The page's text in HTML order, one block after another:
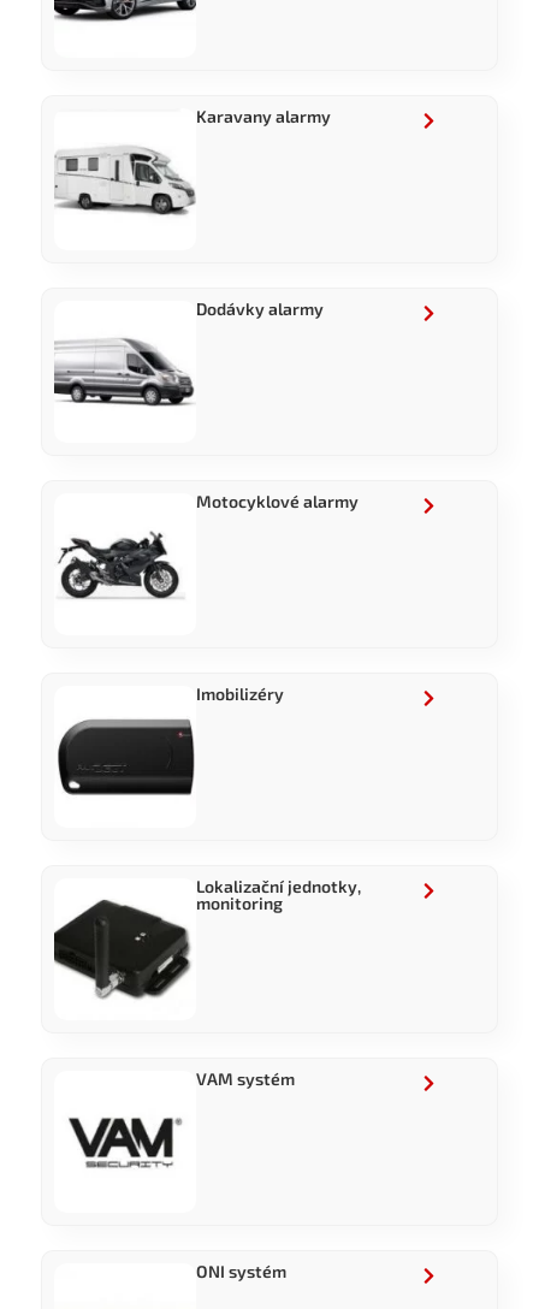
Karavany alarmy
Dodávky alarmy
Motocyklové alarmy
Imobilizéry
Lokalizační jednotky,
monitoring
VAM systém
ONI systém